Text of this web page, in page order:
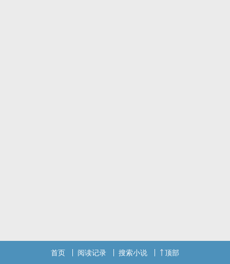
首页 阅读记录 搜索小说 顶部